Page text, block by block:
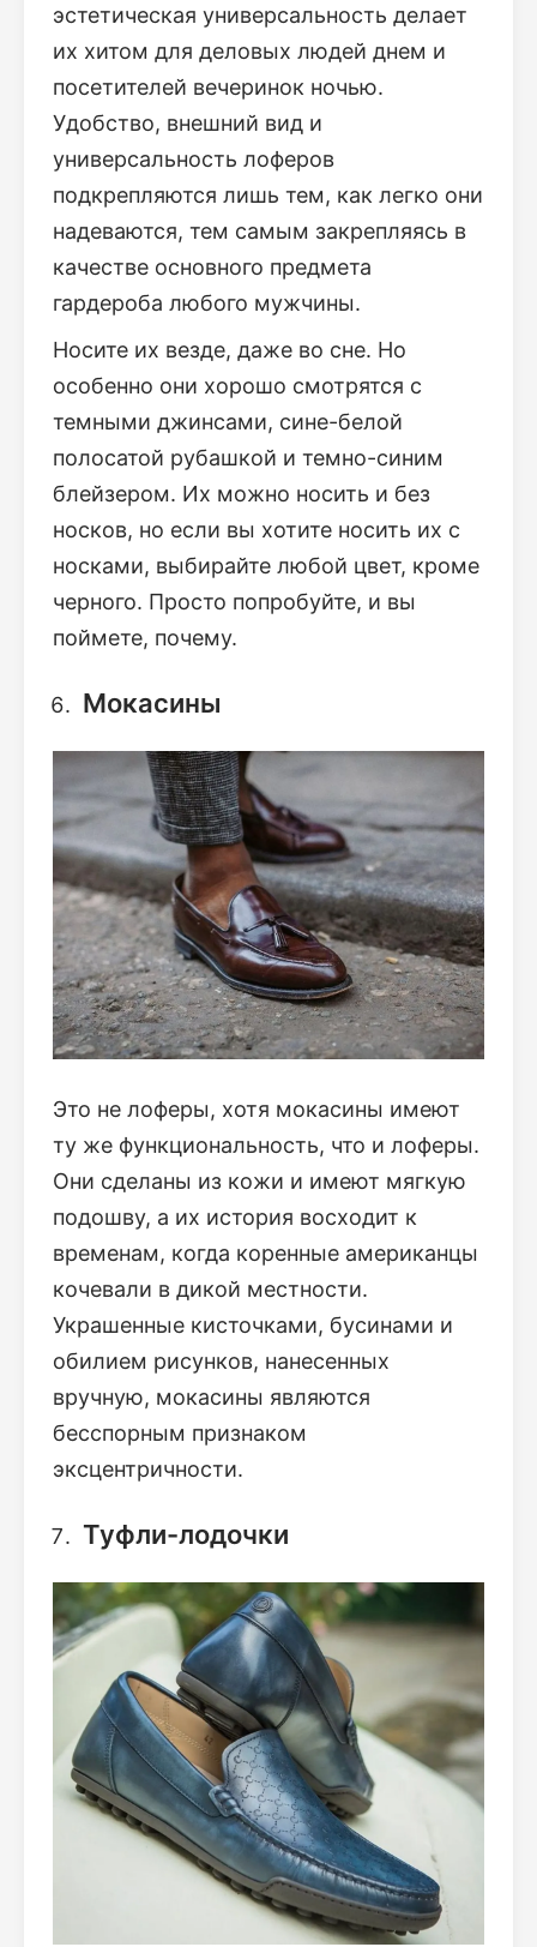
эстетическая универсальность делает
их хитом для деловых людей днем и
посетителей вечеринок ночью.
Удобство, внешний вид и
универсальность лоферов
подкрепляются лишь тем, как легко они
надеваются, тем самым закрепляясь в
качестве основного предмета
гардероба любого мужчины.
Носите их везде, даже во сне. Но
особенно они хорошо смотрятся с
темными джинсами, сине-белой
полосатой рубашкой и темно-синим
блейзером. Их можно носить и без
носков, но если вы хотите носить их с
носками, выбирайте любой цвет, кроме
черного. Просто попробуйте, и вы
поймете, почему.
Мокасины
Это не лоферы, хотя мокасины имеют
ту же функциональность, что и лоферы.
Они сделаны из кожи и имеют мягкую
подошву, а их история восходит к
временам, когда коренные американцы
кочевали в дикой местности.
Украшенные кисточками, бусинами и
обилием рисунков, нанесенных
вручную, мокасины являются
бесспорным признаком
эксцентричности.
Туфли-лодочки